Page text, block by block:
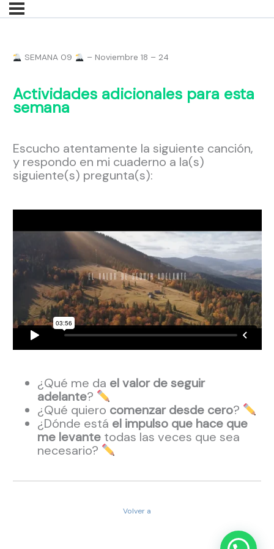
SEMANA 09 – Noviembre 18 – 24
Actividades adicionales para esta
semana
Escucho atentamente la siguiente canción,
y respondo en mi cuaderno a la(s)
siguiente(s) pregunta(s):
¿Qué me da el valor de seguir
adelante?
¿Qué quiero comenzar desde cero?
¿Dónde está el impulso que hace que
me levantetodas las veces que sea
necesario?
Volver a